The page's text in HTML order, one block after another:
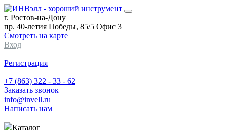
г. Ростов-на-Дону
пр. 40-летия Победы, 85/5 Офис 3
Смотреть на карте
Вход
Регистрация
+7 (863) 322 - 33 - 62
Заказать звонок
info@invell.ru
Написать нам
Каталог